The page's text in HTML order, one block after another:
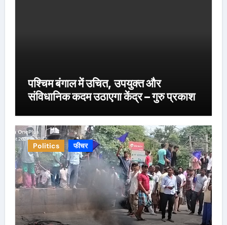
पश्चिम बंगाल में उचित, उपयुक्त और
संविधानिक कदम उठाएगा केंद्र – गुरु प्रकाश
Politics फीचर